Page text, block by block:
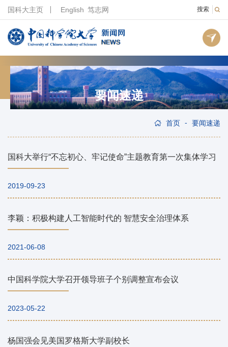
搜索
国科大主页 English 笃志网
要闻速递
首页 - 要闻速递
国科大举行“不忘初心、牢记使命”主题教育第一次集体学习
2019-09-23
李颖：积极构建人工智能时代的 智慧安全治理体系
2021-06-08
中国科学院大学召开领导班子个别调整宣布会议
2023-05-22
杨国强会见美国罗格斯大学副校长